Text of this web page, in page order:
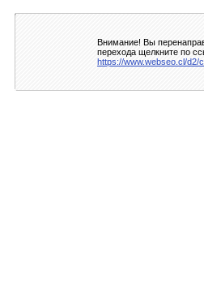
Внимание! Вы
перехода щелкните по
https://www.webseo.cl/d2/